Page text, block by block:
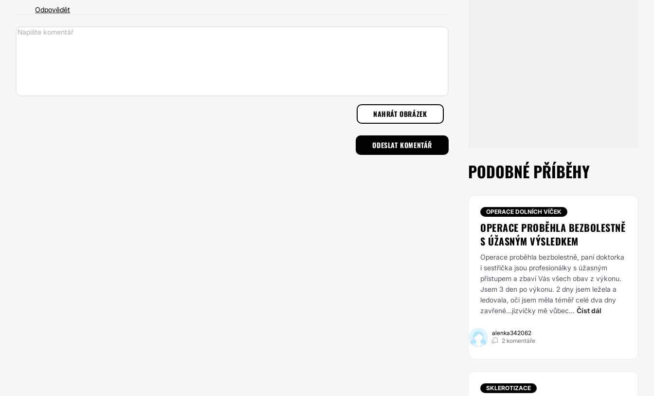
Odpovědět
NAHRÁT OBRÁZEK
PODOBNÉ PŘÍBĚHY
OPERACE DOLNÍCH VÍČEK
OPERACE PROBĚHLA BEZBOLESTNĚ
S ÚŽASNÝM VÝSLEDKEM
Operace proběhla bezbolestně, paní doktorka
i sestřička jsou profesionálky s úžasným
přístupem a zbaví Vás všech obav z výkonu.
Jsem 3 den po výkonu. 2 dny jsem ležela a
ledovala, oči jsem měla téměř celé dva dny
zavřené...jizvičky mě vůbec... Číst dál
alenka342062
2 komentáře
SKLEROTIZACE